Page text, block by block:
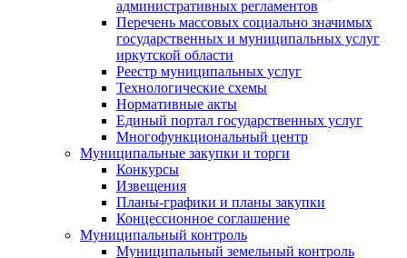
административных регламентов
Перечень массовых социально значимых
государственных и муниципальных услуг
иркутской области
Реестр муниципальных услуг
Технологические схемы
Нормативные акты
Единый портал государственных услуг
Многофункциональный центр
Муниципальные закупки и торги
Конкурсы
Извещения
Планы-графики и планы закупки
Концессионное соглашение
Муниципальный контроль
Муниципальный земельный контроль